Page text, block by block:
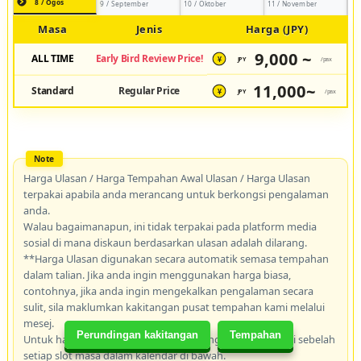
Perundingan kakitangan Tempahan
9 / September 10 / Oktober 11 / November
Masa Jenis Harga (JPY)
ALL TIME Early Bird Review Price! ¥ JPY 9,000 ~ /pax
Standard Regular Price ¥ JPY 11,000~ /pax
Harga Ulasan / Harga Tempahan Awal Ulasan / Harga Ulasan
terpakai apabila anda merancang untuk berkongsi pengalaman
anda.
Walau bagaimanapun, ini tidak terpakai pada platform media
sosial di mana diskaun berdasarkan ulasan adalah dilarang.
**Harga Ulasan digunakan secara automatik semasa tempahan
dalam talian. Jika anda ingin menggunakan harga biasa,
contohnya, jika anda ingin mengekalkan pengalaman secara
sulit, sila maklumkan kakitangan pusat tempahan kami melalui
mesej.
Untuk harga terkini, sila rujuk kadar yang disenaraikan di sebelah
setiap slot masa dalam kalendar di bawah.